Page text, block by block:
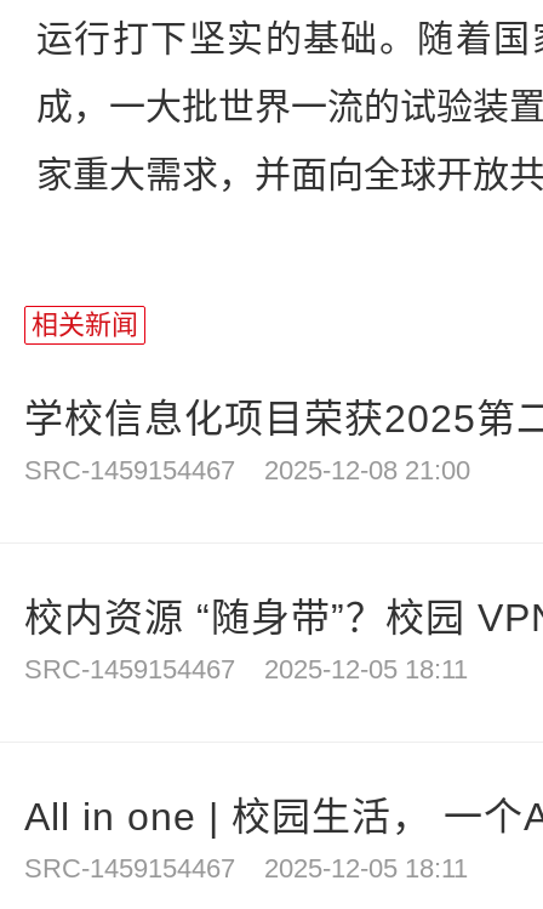
运行打下坚实的基础。随着
成，一大批世界一流的试验装
家重大需求，并面向全球开放
相关新闻
学校信息化项目荣获2025第
SRC-1459154467 2025-12-08 21:00
校内资源 “随身带”？校园
SRC-1459154467 2025-12-05 18:11
All in one | 校园生活， 一个
SRC-1459154467 2025-12-05 18:11